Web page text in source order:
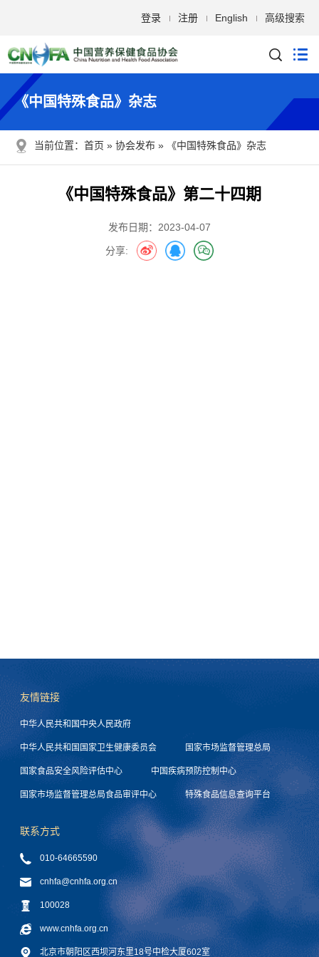
登录 注册 English 高级搜索
《中国特殊食品》杂志
当前位置： 首页 协会发布 《中国特殊食品》杂志
《中国特殊食品》第二十四期
发布日期：2023-04-07
分享:
友情链接
中华人民共和国中央人民政府
中华人民共和国国家卫生健康委员会 国家市场监督管理总局
国家食品安全风险评估中心 中国疾病预防控制中心
国家市场监督管理总局食品审评中心 特殊食品信息查询平台
联系方式
010-64665590
cnhfa@cnhfa.org.cn
100028
www.cnhfa.org.cn
北京市朝阳区西坝河东里18号中检大厦602室